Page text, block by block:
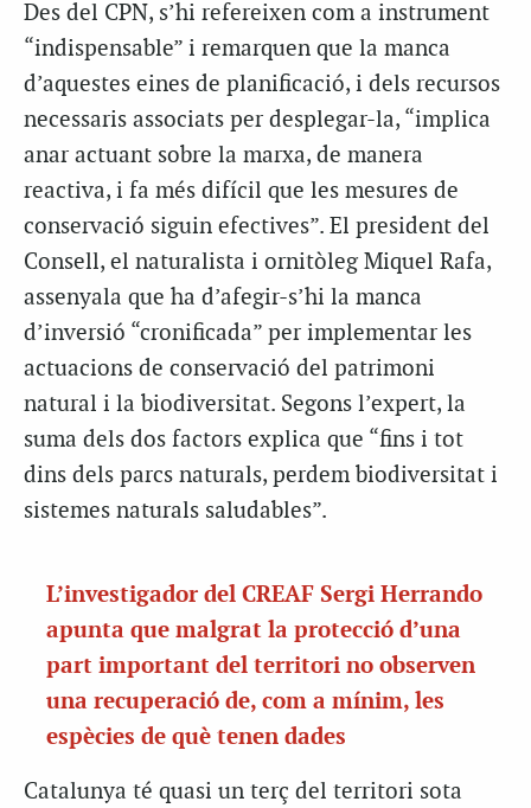
Des del CPN, s’hi refereixen com a instrument
“indispensable” i remarquen que la manca
d’aquestes eines de planificació, i dels recursos
necessaris associats per desplegar-la, “implica
anar actuant sobre la marxa, de manera
reactiva, i fa més difícil que les mesures de
conservació siguin efectives”. El president del
Consell, el naturalista i ornitòleg Miquel Rafa,
assenyala que ha d’afegir-s’hi la manca
d’inversió “cronificada” per implementar les
actuacions de conservació del patrimoni
natural i la biodiversitat. Segons l’expert, la
suma dels dos factors explica que “fins i tot
dins dels parcs naturals, perdem biodiversitat i
sistemes naturals saludables”.
L’investigador del CREAF Sergi Herrando
apunta que malgrat la protecció d’una
part important del territori no observen
una recuperació de, com a mínim, les
espècies de què tenen dades
Catalunya té quasi un terç del territori sota